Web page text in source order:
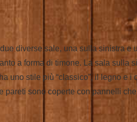
diverse sale, una sulla sinistra e
a forma di timone. La sala sulla
uno stile più “classico”, il legno e i
sono coperte con pannelli